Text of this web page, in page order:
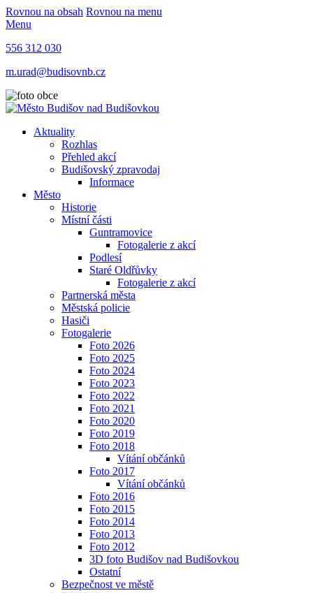
Rovnou na obsah Rovnou na menu
Menu
556 312 030
m.urad@budisovnb.cz
Aktuality
Rozhlas
Přehled akcí
Budišovský zpravodaj
Informace
Město
Historie
Místní části
Guntramovice
Fotogalerie z akcí
Podlesí
Staré Oldřůvky
Fotogalerie z akcí
Partnerská města
Městská policie
Hasiči
Fotogalerie
Foto 2026
Foto 2025
Foto 2024
Foto 2023
Foto 2022
Foto 2021
Foto 2020
Foto 2019
Foto 2018
Vítání občánků
Foto 2017
Vítání občánků
Foto 2016
Foto 2015
Foto 2014
Foto 2013
Foto 2012
3D foto Budišov nad Budišovkou
Ostatní
Bezpečnost ve městě